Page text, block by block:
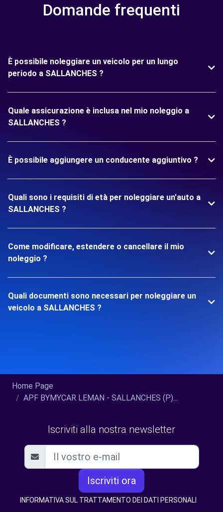
Domande frequenti
È possibile noleggiare un veicolo per un lungo
periodo a SALLANCHES ?
Quale assicurazione è inclusa nel mio noleggio a
SALLANCHES ?
È possibile aggiungere un conducente aggiuntivo ?
Quali sono i requisiti di età per noleggiare un'auto a
SALLANCHES ?
Come modificare, estendere o cancellare il mio
noleggio ?
Quali documenti sono necessari per noleggiare un
veicolo a SALLANCHES ?
Home Page
APF BYMYCAR LEMAN - SALLANCHES (P)...
Iscriviti alla nostra newsletter
Iscriviti ora
INFORMATIVA SUL TRATTAMENTO DEI DATI PERSONALI